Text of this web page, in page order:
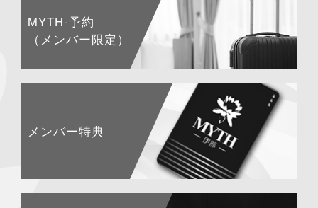
MYTH-予約
（メンバー限定）
メンバー特典